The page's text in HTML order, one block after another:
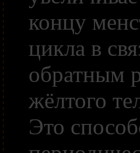
концу
цикла в
обратным
жёлтого
Это